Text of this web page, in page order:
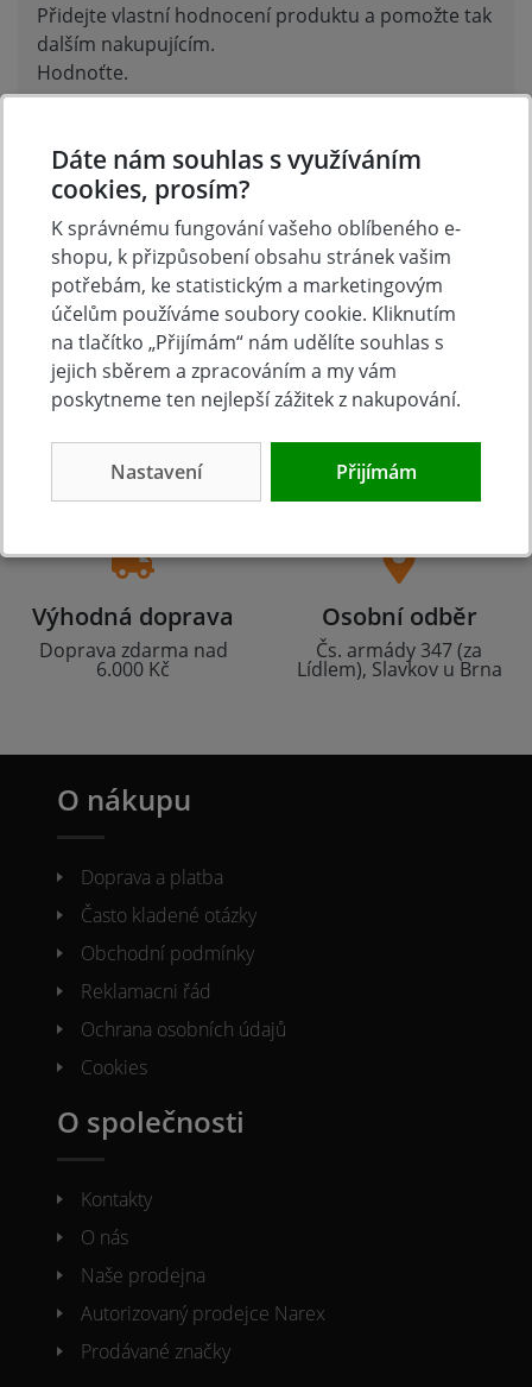
Přidejte vlastní hodnocení produktu a pomožte tak
dalším nakupujícím.
Hodnoťte.
Tradice Zboží skladem
prodejny
Výhodná doprava
Doprava zdarma nad
6.000 Kč
Osobní odběr
Čs. armády 347 (za
Lídlem), Slavkov u Brna
O nákupu
Doprava a platba
Často kladené otázky
Obchodní podmínky
Reklamacni řád
Ochrana osobních údajů
Cookies
O společnosti
Kontakty
O nás
Naše prodejna
Autorizovaný prodejce Narex
Prodávané značky
Dáte nám souhlas s využíváním
cookies, prosím?
K správnému fungování vašeho oblíbeného e-
shopu, k přizpůsobení obsahu stránek vašim
potřebám, ke statistickým a marketingovým
účelům používáme soubory cookie. Kliknutím
na tlačítko „Přijímám“ nám udělíte souhlas s
jejich sběrem a zpracováním a my vám
poskytneme ten nejlepší zážitek z nakupování.
Nastavení Přijímám